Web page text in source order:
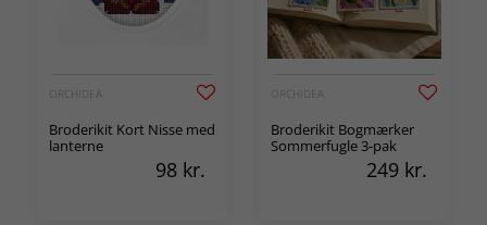
ORCHIDEA
Broderikit Kort Nisse med
lanterne
98 kr.
ORCHIDEA
Broderikit Bogmærker
Sommerfugle 3-pak
249 kr.